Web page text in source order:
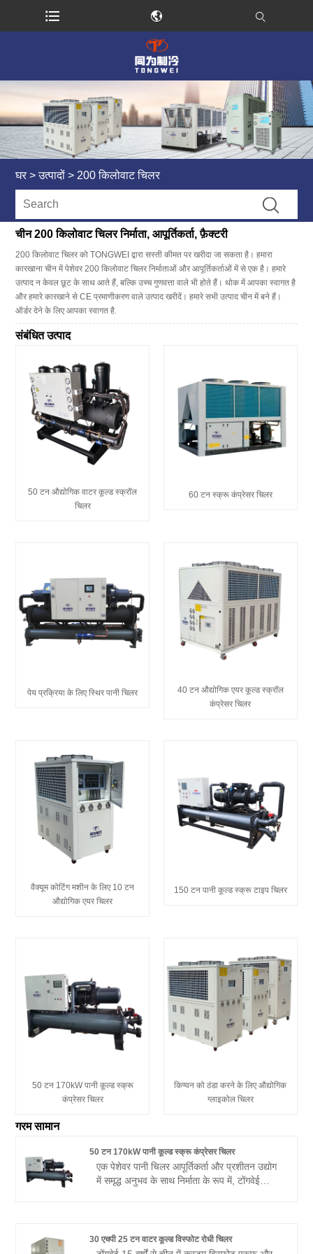
घर > उत्पादों > 200 किलोवाट चिलर
चीन 200 किलोवाट चिलर निर्माता, आपूर्तिकर्ता, फ़ैक्टरी
200 किलोवाट चिलर को TONGWEI द्वारा सस्ती कीमत पर खरीदा जा सकता है। हमारा
कारखाना चीन में पेशेवर 200 किलोवाट चिलर निर्माताओं और आपूर्तिकर्ताओं में से एक है। हमारे
उत्पाद न केवल छूट के साथ आते हैं, बल्कि उच्च गुणवत्ता वाले भी होते हैं। थोक में आपका स्वागत है
और हमारे कारखाने से CE प्रमाणीकरण वाले उत्पाद खरीदें। हमारे सभी उत्पाद चीन में बने हैं।
ऑर्डर देने के लिए आपका स्वागत है.
संबंधित उत्पाद
50 टन औद्योगिक वाटर कूल्ड स्क्रॉल
चिलर
60 टन स्क्रू कंप्रेसर चिलर
पेय प्रक्रिया के लिए स्थिर पानी चिलर
40 टन औद्योगिक एयर कूल्ड स्क्रॉल
कंप्रेसर चिलर
वैक्यूम कोटिंग मशीन के लिए 10 टन
औद्योगिक एयर चिलर
150 टन पानी कूल्ड स्क्रू टाइप चिलर
50 टन 170kW पानी कूल्ड स्क्रू
कंप्रेसर चिलर
किण्वन को ठंडा करने के लिए औद्योगिक
ग्लाइकोल चिलर
गरम सामान
50 टन 170kW पानी कूल्ड स्क्रू कंप्रेसर चिलर
एक पेशेवर पानी चिलर आपूर्तिकर्ता और प्रशीतन उद्योग
में समृद्ध अनुभव के साथ निर्माता के रूप में, टोंगवेई
पानी कूल्ड स्क्रू कंप्रेसर चिलर डिज़ाइन किया गया
और टोंगवेई द्वारा निर्माता एक शीर्ष-गुणवत्ता वाले ब्रांडेड
30 एचपी 25 टन वाटर कूल्ड विस्फोट रोधी चिलर